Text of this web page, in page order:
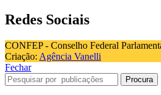
Redes Sociais
CONFEP - Conselho Federal
Criação: Agência Vanelli
Fechar
Procura